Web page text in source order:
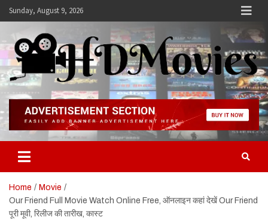
SkipSunday, August 9, 2026
Hdmovies
Home
Movie
Our Friend Full Movie Watch Online Free, ऑनलाइन कहां देखें Our Friend
पूरी मूवी, रिलीज की तारीख, कास्ट